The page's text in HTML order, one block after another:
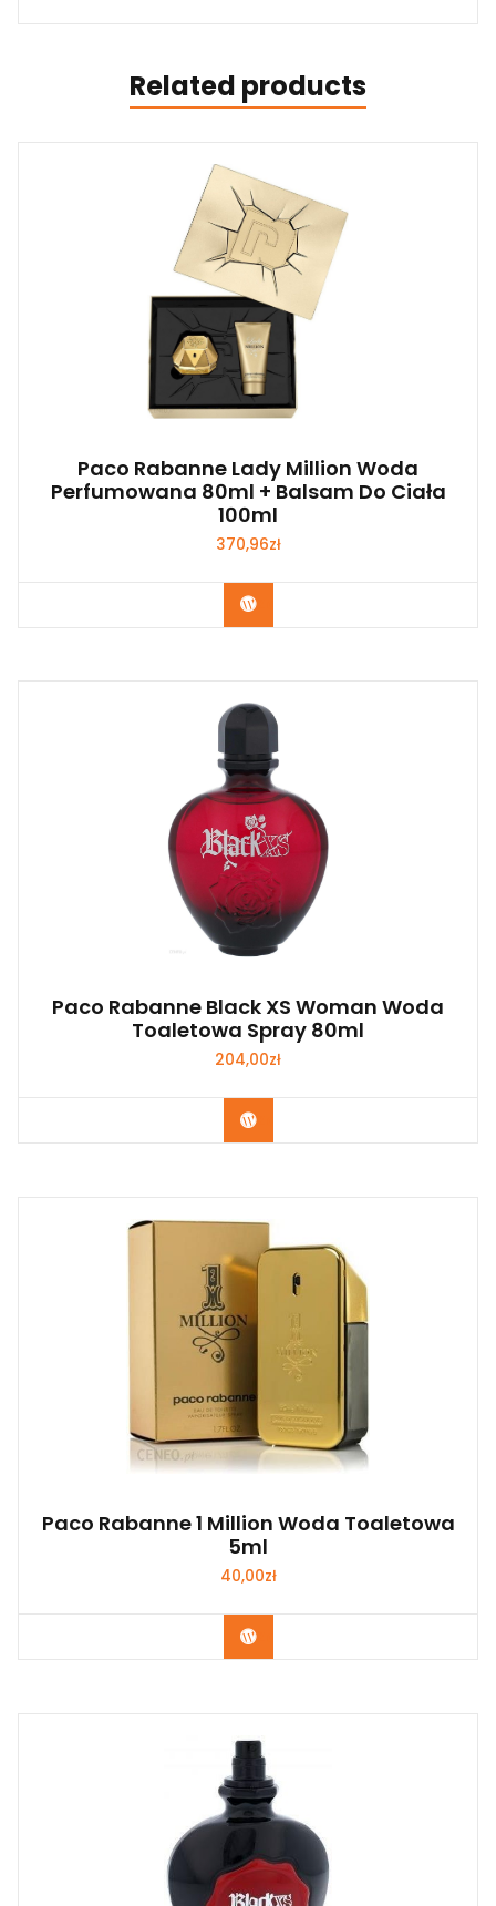
Related products
Paco Rabanne Lady Million Woda
Perfumowana 80ml + Balsam Do Ciała
100ml
370,96zł
Zobacz
Paco Rabanne Black XS Woman Woda
Toaletowa Spray 80ml
204,00zł
Zobacz
Paco Rabanne 1 Million Woda Toaletowa
5ml
40,00zł
Zobacz